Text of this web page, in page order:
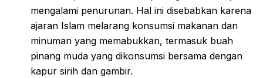
mengalami penurunan. Hal ini disebabkan karena
ajaran Islam melarang konsumsi makanan dan
minuman yang memabukkan, termasuk buah
pinang muda yang dikonsumsi bersama dengan
kapur sirih dan gambir.